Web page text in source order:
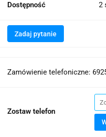
Dostępność 2
Zadaj pytanie
Zamówienie telefoniczne:
Zostaw telefon